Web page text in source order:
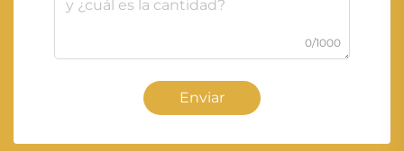
0/1000
Enviar